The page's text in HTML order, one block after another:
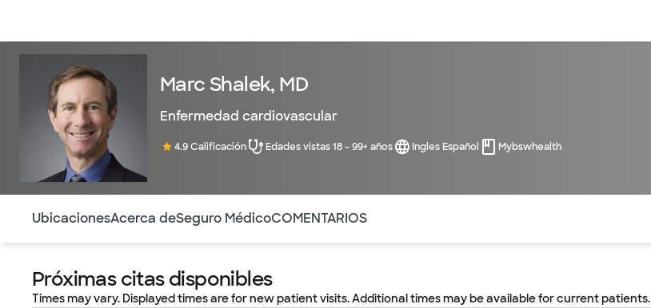
Marc Shalek, MD
Enfermedad cardiovascular
4.9 Calificación Edades vistas 18 - 99+ años Ingles Español Mybswhealth
UbicacionesAcerca deSeguro MédicoCOMENTARIOS
Próximas citas disponibles
Times may vary. Displayed times are for new patient visits. Additional times may be available for current patients.